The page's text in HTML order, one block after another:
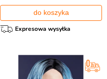
do koszyka
Expresowa wysyłka